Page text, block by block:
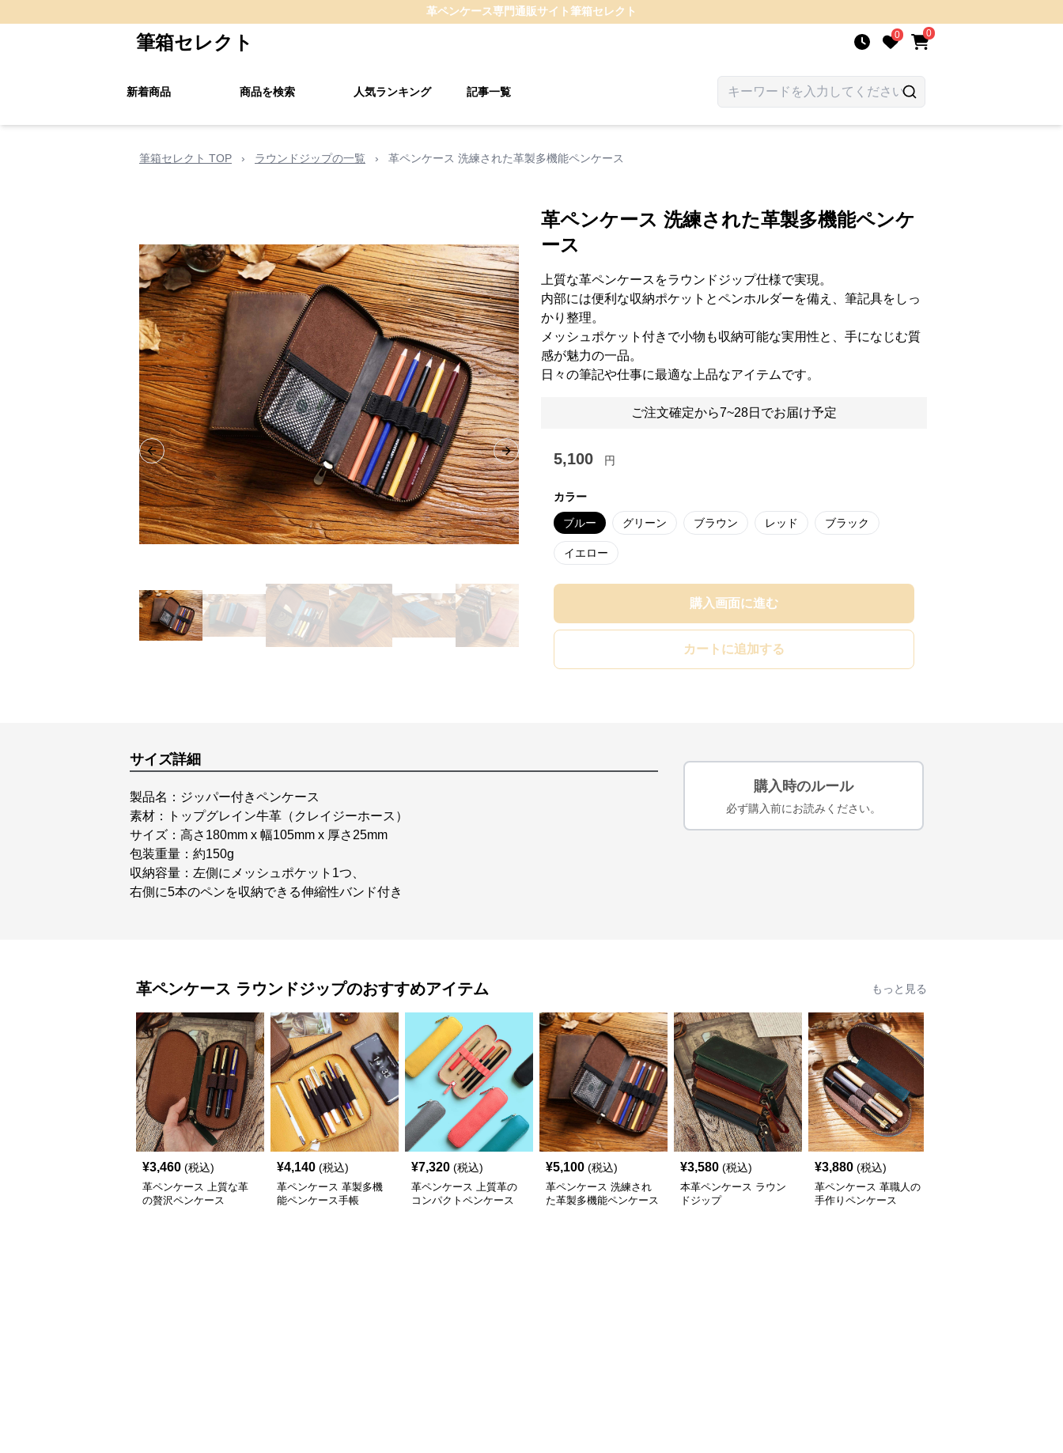
革ペンケース専門通販サイト筆箱セレクト
筆箱セレクト 0 0
新着商品 商品を検索 人気ランキング 記事一覧
筆箱セレクト TOP › ラウンドジップの一覧 › 革ペンケース 洗練された革製多機能ペンケース
Previous slide Next slide
革ペンケース 洗練された革製多機能ペンケ
ース
上質な革ペンケースをラウンドジップ仕様で実現。
内部には便利な収納ポケットとペンホルダーを備え、筆記具をしっ
かり整理。
メッシュポケット付きで小物も収納可能な実用性と、手になじむ質
感が魅力の一品。
日々の筆記や仕事に最適な上品なアイテムです。
ご注文確定から7~28日でお届け予定
5,100 円
カラー
ブルー グリーン ブラウン レッド ブラック
イエロー
購入画面に進む
カートに追加する
サイズ詳細
製品名：ジッパー付きペンケース
素材：トップグレイン牛革（クレイジーホース）
サイズ：高さ180mm x 幅105mm x 厚さ25mm
包装重量：約150g
収納容量：左側にメッシュポケット1つ、
右側に5本のペンを収納できる伸縮性バンド付き
購入時のルール
必ず購入前にお読みください。
革ペンケース ラウンドジップのおすすめアイテム もっと見る
¥3,460 (税込)
革ペンケース 上質な革
の贅沢ペンケース
¥4,140 (税込)
革ペンケース 革製多機
能ペンケース手帳
¥7,320 (税込)
革ペンケース 上質革の
コンパクトペンケース
¥5,100 (税込)
革ペンケース 洗練され
た革製多機能ペンケース
¥3,580 (税込)
本革ペンケース ラウン
ドジップ
¥3,880 (税込)
革ペンケース 革職人の
手作りペンケース